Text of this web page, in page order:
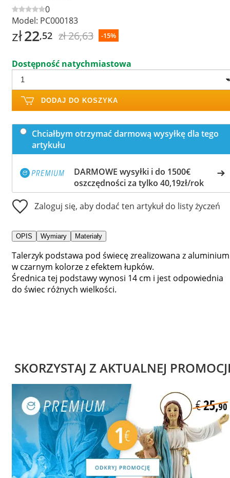
0
Model: PC000183
zł22,52 zł 26,63 -15%
Dostępność natychmiastowa
DODAJ DO KOSZYKA
Chciałbym otrzymać darmową wysyłkę dla tego
artykułu
DARMOWE wysyłki i do 1500€
oszczędności za tylko 40,19zł/rok
Zaloguj się, aby dodać ten artykuł do listy życzeń
OPIS Wymiary Materiały
Talerzyk podstawa pod świecę zrealizowana z aluminium
w czarnym kolorze z efektem łupków.
Średnica tej podstawy wynosi 14 cm i jest odpowiednia
do świec różnych wielkości.
SKORZYSTAJ Z AKTUALNEJ